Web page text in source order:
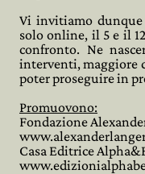
Vi invitiamo dunque
solo online, il 5 e il
confronto. Ne
interventi, maggiore
poter proseguire in
Promuovono:
Fondazione
Casa Editrice